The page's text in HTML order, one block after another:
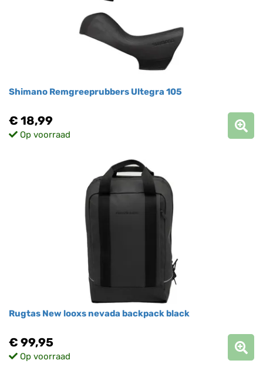
Shimano Remgreeprubbers Ultegra 105
€ 18,99
Op voorraad
Rugtas New looxs nevada backpack black
€ 99,95
Op voorraad